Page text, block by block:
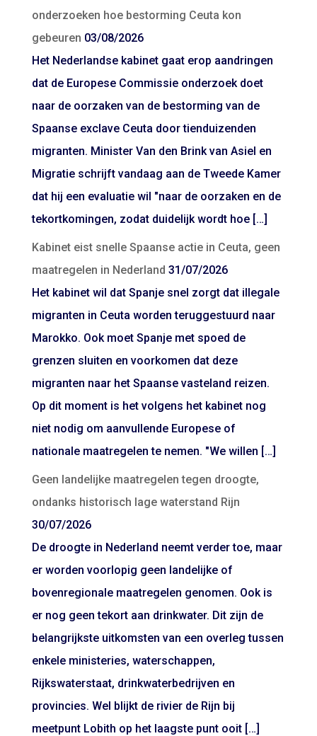
onderzoeken hoe bestorming Ceuta kon
gebeuren 03/08/2026
Het Nederlandse kabinet gaat erop aandringen
dat de Europese Commissie onderzoek doet
naar de oorzaken van de bestorming van de
Spaanse exclave Ceuta door tienduizenden
migranten. Minister Van den Brink van Asiel en
Migratie schrijft vandaag aan de Tweede Kamer
dat hij een evaluatie wil "naar de oorzaken en de
tekortkomingen, zodat duidelijk wordt hoe […]
Kabinet eist snelle Spaanse actie in Ceuta, geen
maatregelen in Nederland 31/07/2026
Het kabinet wil dat Spanje snel zorgt dat illegale
migranten in Ceuta worden teruggestuurd naar
Marokko. Ook moet Spanje met spoed de
grenzen sluiten en voorkomen dat deze
migranten naar het Spaanse vasteland reizen.
Op dit moment is het volgens het kabinet nog
niet nodig om aanvullende Europese of
nationale maatregelen te nemen. "We willen […]
Geen landelijke maatregelen tegen droogte,
ondanks historisch lage waterstand Rijn
30/07/2026
De droogte in Nederland neemt verder toe, maar
er worden voorlopig geen landelijke of
bovenregionale maatregelen genomen. Ook is
er nog geen tekort aan drinkwater. Dit zijn de
belangrijkste uitkomsten van een overleg tussen
enkele ministeries, waterschappen,
Rijkswaterstaat, drinkwaterbedrijven en
provincies. Wel blijkt de rivier de Rijn bij
meetpunt Lobith op het laagste punt ooit […]